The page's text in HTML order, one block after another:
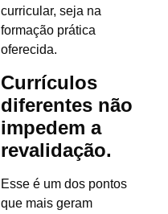
curricular, seja na
formação prática
oferecida.
Currículos
diferentes não
impedem a
revalidação.
Esse é um dos pontos
que mais geram